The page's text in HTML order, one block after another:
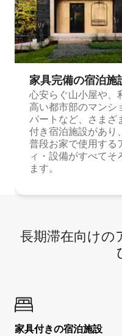
家具完備の宿⁠泊⁠施⁠
心安らぐ山小屋や、
高い都市部のマンシ
パートなど、さまざ
付き宿泊施設があり
普段お家で使用する
ィ・設備がすべてそ
ます。
長期滞在向け⁠の
家具付き⁠の宿⁠泊⁠施⁠設